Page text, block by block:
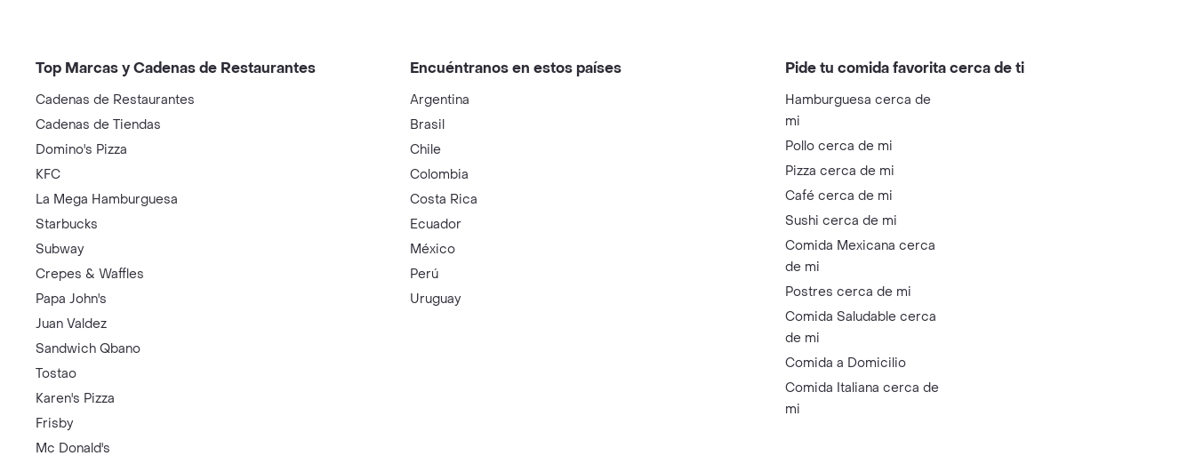
Top Marcas y Cadenas de Restaurantes
Cadenas de Restaurantes
Cadenas de Tiendas
Domino's Pizza
KFC
La Mega Hamburguesa
Starbucks
Subway
Crepes & Waffles
Papa John's
Juan Valdez
Sandwich Qbano
Tostao
Karen's Pizza
Frisby
Mc Donald's
Encuéntranos en estos países
Argentina
Brasil
Chile
Colombia
Costa Rica
Ecuador
México
Perú
Uruguay
Pide tu comida favorita cerca de ti
Hamburguesa cerca de
mi
Pollo cerca de mi
Pizza cerca de mi
Café cerca de mi
Sushi cerca de mi
Comida Mexicana cerca
de mi
Postres cerca de mi
Comida Saludable cerca
de mi
Comida a Domicilio
Comida Italiana cerca de
mi